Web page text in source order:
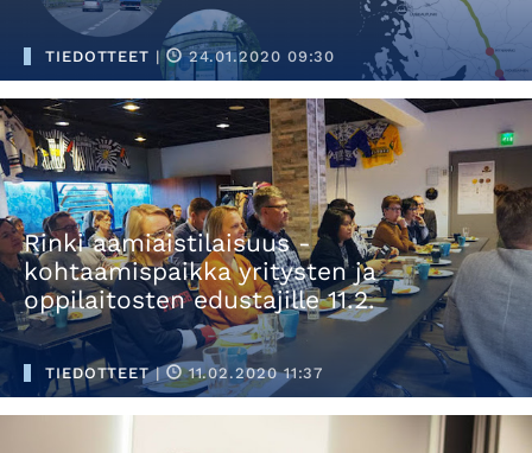
TIEDOTTEET | 24.01.2020 09:30
Rinki aamiaistilaisuus -
kohtaamispaikka yritysten ja
oppilaitosten edustajille 11.2.
TIEDOTTEET| 11.02.2020 11:37